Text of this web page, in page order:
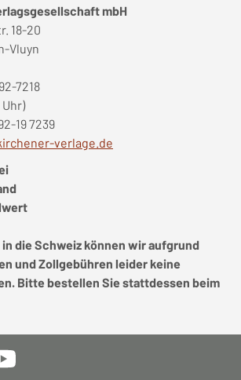
mbH
18-20
Vluyn
7218
19 7239
verlage.de
die Schweiz können wir aufgrund
und Zollgebühren leider keine
Bitte bestellen Sie stattdessen beim